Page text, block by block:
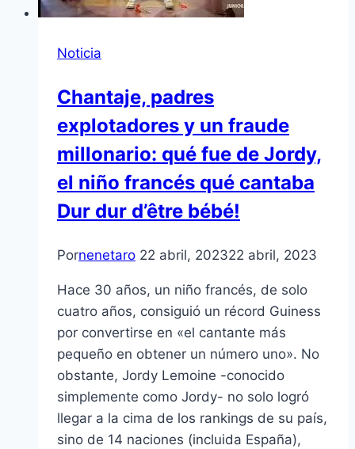
Noticia
Chantaje, padres
explotadores y un fraude
millonario: qué fue de Jordy,
el niño francés qué cantaba
Dur dur d’être bébé!
Pornenetaro 22 abril, 202322 abril, 2023
Hace 30 años, un niño francés, de solo
cuatro años, consiguió un récord Guiness
por convertirse en «el cantante más
pequeño en obtener un número uno». No
obstante, Jordy Lemoine -conocido
simplemente como Jordy- no solo logró
llegar a la cima de los rankings de su país,
sino de 14 naciones (incluida España),